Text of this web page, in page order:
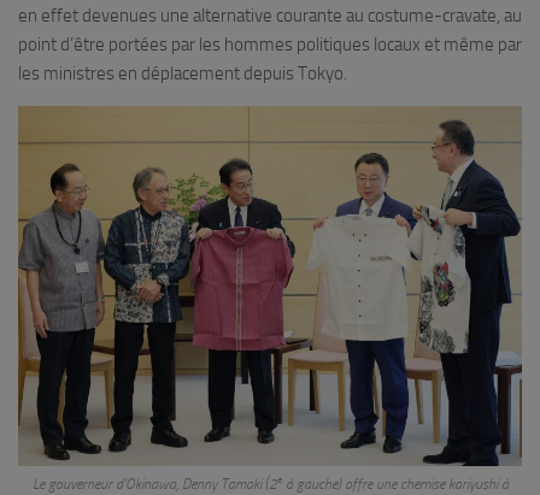
en effet devenues une alternative courante au costume-cravate, au
point d’être portées par les hommes politiques locaux et même par
les ministres en déplacement depuis Tokyo.
Le gouverneur d’Okinawa, Denny Tamaki (2eà gauche) offre une chemise kariyushi à